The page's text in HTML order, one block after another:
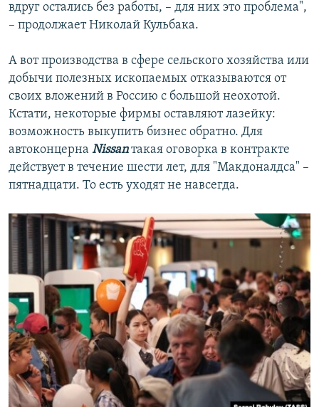
вдруг остались без работы, – для них это проблема",
– продолжает Николай Кульбака.
А вот производства в сфере сельского хозяйства или
добычи полезных ископаемых отказываются от
своих вложений в Россию с большой неохотой.
Кстати, некоторые фирмы оставляют лазейку:
возможность выкупить бизнес обратно. Для
автоконцерна Nissanтакая оговорка в контракте
действует в течение шести лет, для "Макдоналдса" –
пятнадцати. То есть уходят не навсегда.